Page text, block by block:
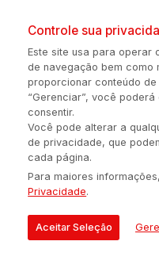
(54) 98434-8385
Política de privacidade
É proibida a reprodução do
meio de comunicação,
escrita de Auonline
© 2026 AUONLINE
21
Controle sua
Este site usa para operar
de navegação bem como
proporcionar conteúdo
“Gerenciar”, você
consentir.
Você pode alterar a
de privacidade, que
cada página.
Para maiores
Privacidade.
Aceitar Seleção